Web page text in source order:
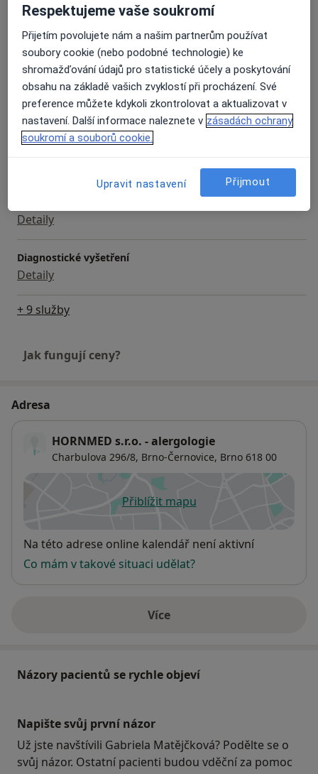
Služby a ceník služeb
Alergologické konzultace
Detaily
Alergologické vyšetření
Detaily
Bakteriologické vyšetření
Detaily
Diagnostické vyšetření
Detaily
+ 9 služby
Jak fungují ceny?
Adresa
HORNMED s.r.o. - alergologie
Charbulova 296/8, Brno-Černovice, Brno 618 00
Přiblížit mapuse otevře v nové záložce
Dostupnost
Na této adrese online kalendář není aktivní
Co mám v takové situaci udělat?
Víceo adrese
Názory pacientů se rychle objeví
Napište svůj první názor
Už jste navštívili Gabriela Matějčková? Podělte se o
svůj názor. Ostatní pacienti budou vděční za pomoc
Respektujeme vaše soukromí
Přijetím povolujete nám a našim partnerům používat
soubory cookie (nebo podobné technologie) ke
shromažďování údajů pro statistické účely a poskytování
obsahu na základě vašich zvyklostí při procházení. Své
preference můžete kdykoli zkontrolovat a aktualizovat v
nastavení. Další informace naleznete v zásadách ochrany
soukromí a souborů cookie.
Upravit nastavení Přijmout